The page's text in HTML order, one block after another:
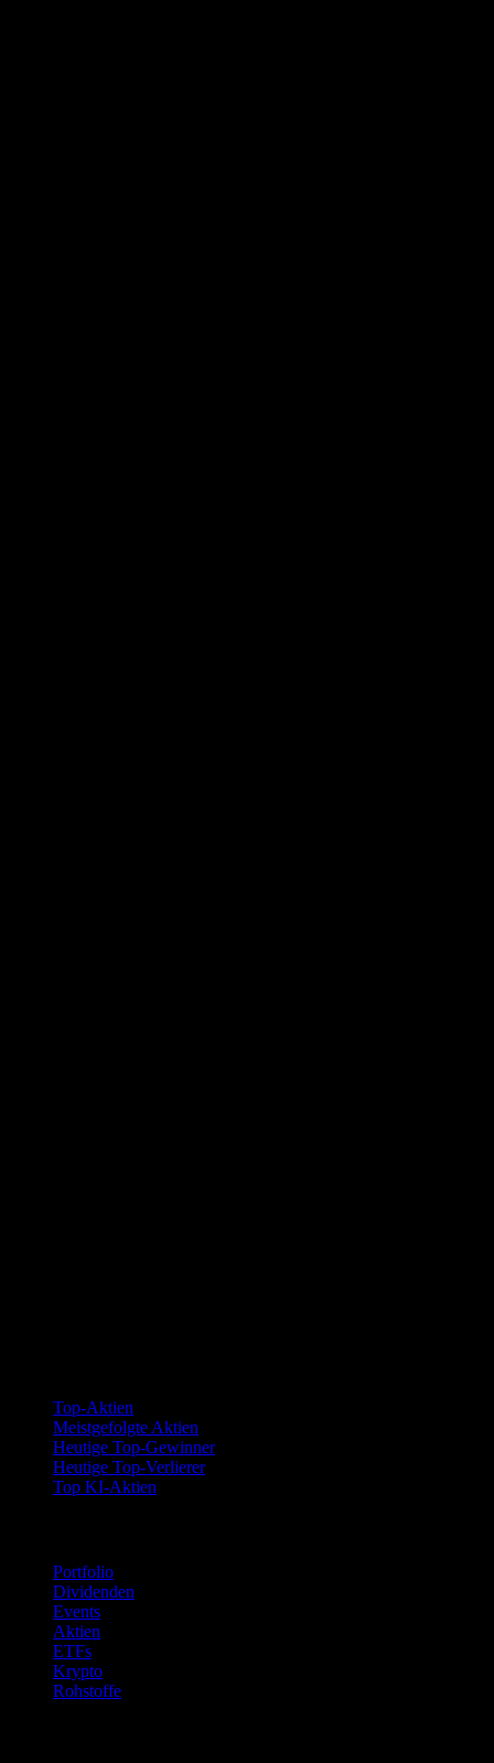
Top-Aktien
Meistgefolgte Aktien
Heutige Top-Gewinner
Heutige Top-Verlierer
Top KI-Aktien
Portfolio
Dividenden
Events
Aktien
ETFs
Krypto
Rohstoffe